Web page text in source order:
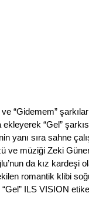
“Gidemem”
“Gel”
yanı sıra sahne
ve müziği Zeki
da kız kardeşi
romantik klibi
ILS VISION